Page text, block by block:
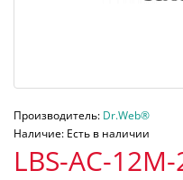
Производитель: Dr.Web®
Наличие: Есть в наличии
LBS-AC-